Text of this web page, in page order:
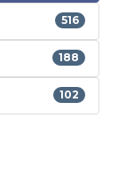
516
188
102